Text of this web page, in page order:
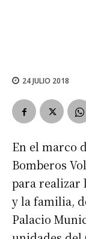
24 JULIO 2018
En el marco
Bomberos
para realizar
y la familia,
Palacio